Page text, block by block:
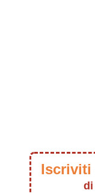
Iscriviti
di